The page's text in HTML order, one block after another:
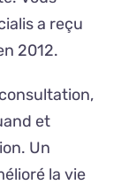
a reçu
2012.
et
Un
la vie